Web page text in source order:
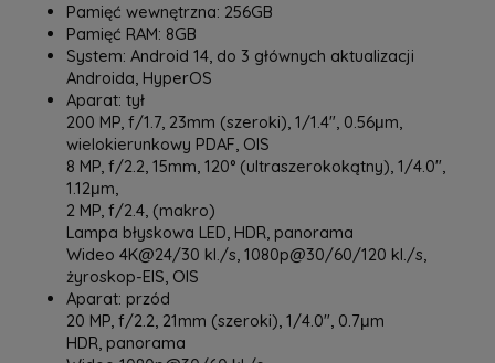
Pamięć wewnętrzna: 256GB
Pamięć RAM: 8GB
System: Android 14, do 3 głównych aktualizacji
Androida, HyperOS
Aparat: tył
200 MP, f/1.7, 23mm (szeroki), 1/1.4", 0.56μm,
wielokierunkowy PDAF, OIS
8 MP, f/2.2, 15mm, 120° (ultraszerokokątny), 1/4.0",
1.12μm,
2 MP, f/2.4, (makro)
Lampa błyskowa LED, HDR, panorama
Wideo 4K@24/30 kl./s, 1080p@30/60/120 kl./s,
żyroskop-EIS, OIS
Aparat: przód
20 MP, f/2.2, 21mm (szeroki), 1/4.0", 0.7μm
HDR, panorama